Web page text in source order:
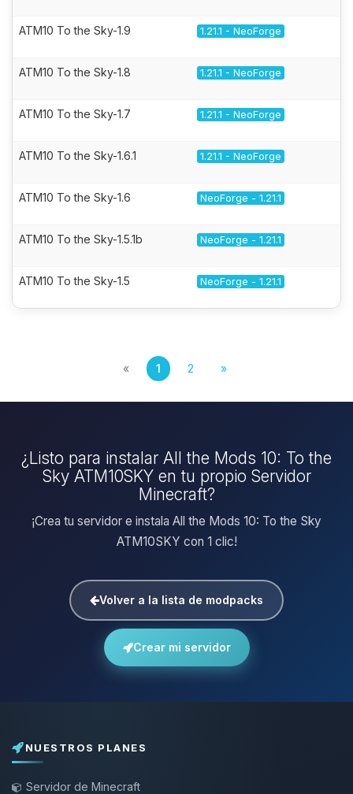
ATM10 To the Sky-1.9 1.21.1 - NeoForge
ATM10 To the Sky-1.8 1.21.1 - NeoForge
ATM10 To the Sky-1.7 1.21.1 - NeoForge
ATM10 To the Sky-1.6.1 1.21.1 - NeoForge
ATM10 To the Sky-1.6 NeoForge - 1.21.1
ATM10 To the Sky-1.5.1b NeoForge - 1.21.1
ATM10 To the Sky-1.5 NeoForge - 1.21.1
« 1 2 »
¿Listo para instalar All the Mods 10: To the
Sky ATM10SKY en tu propio Servidor
Minecraft?
¡Crea tu servidor e instala All the Mods 10: To the Sky
ATM10SKY con 1 clic!
Volver a la lista de modpacks
Crear mi servidor
NUESTROS PLANES
Servidor de Minecraft